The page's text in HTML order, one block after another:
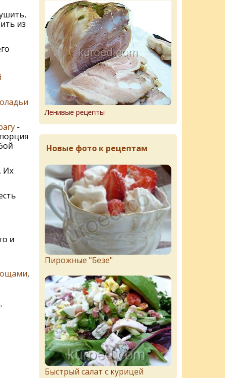
из
оладьи
-
Их
и
,
Ленивые рецепты
Новые фото к рецептам
Пирожныe "Бeзe"
Быстрый салат с курицей